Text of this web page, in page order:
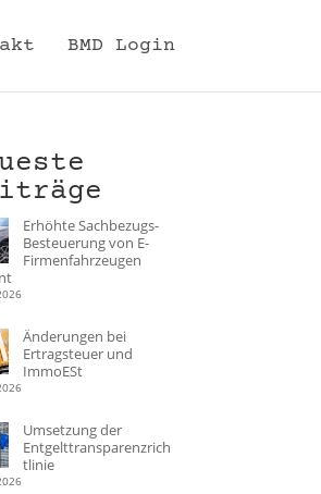
BMD Login
Erhöhte Sachbezugs-
Besteuerung von E-
Firmenfahrzeugen
Änderungen bei
Ertragsteuer und
ImmoESt
Umsetzung der
Entgelttransparenzrich
tlinie